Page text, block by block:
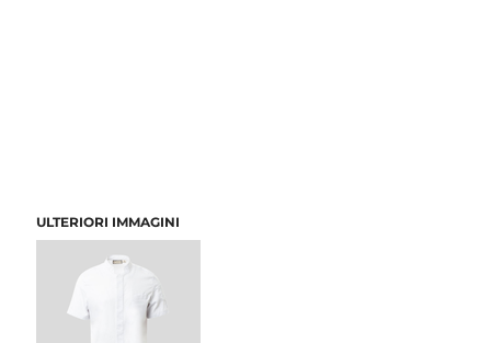
ULTERIORI IMMAGINI